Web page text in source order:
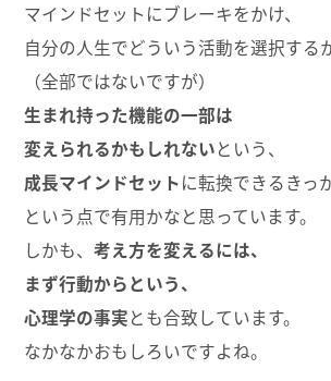
マインドセットにブレーキをかけ、
自分の人生でどういう活動を選択する
（全部ではないですが）
生まれ持った機能の一部は
変えられるかもしれないという、
成長マインドセットに転換できるきっ
という点で有用かなと思っています。
しかも、考え方を変えるには、
まず行動からという、
心理学の事実とも合致しています。
なかなかおもしろいですよね。